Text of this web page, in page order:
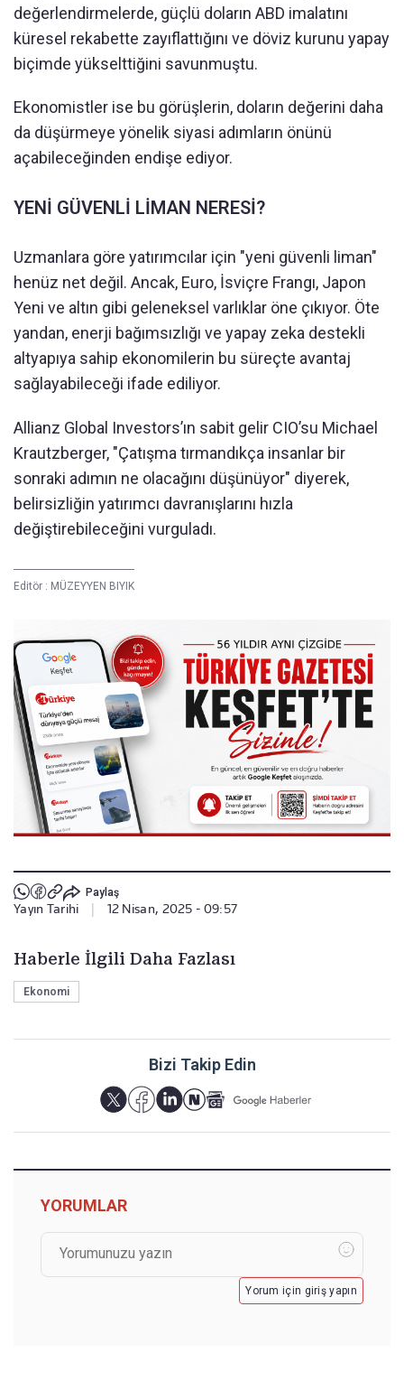
değerlendirmelerde, güçlü doların ABD imalatını
küresel rekabette zayıflattığını ve döviz kurunu yapay
biçimde yükselttiğini savunmuştu.
Ekonomistler ise bu görüşlerin, doların değerini daha
da düşürmeye yönelik siyasi adımların önünü
açabileceğinden endişe ediyor.
YENİ GÜVENLİ LİMAN NERESİ?
Uzmanlara göre yatırımcılar için "yeni güvenli liman"
henüz net değil. Ancak, Euro, İsviçre Frangı, Japon
Yeni ve altın gibi geleneksel varlıklar öne çıkıyor. Öte
yandan, enerji bağımsızlığı ve yapay zeka destekli
altyapıya sahip ekonomilerin bu süreçte avantaj
sağlayabileceği ifade ediliyor.
Allianz Global Investors’ın sabit gelir CIO’su Michael
Krautzberger, "Çatışma tırmandıkça insanlar bir
sonraki adımın ne olacağını düşünüyor" diyerek,
belirsizliğin yatırımcı davranışlarını hızla
değiştirebileceğini vurguladı.
Editör : MÜZEYYEN BIYIK
Paylaş
Yayın Tarihi 12 Nisan, 2025 - 09:57
Haberle İlgili Daha Fazlası
Ekonomi
Bizi Takip Edin
YORUMLAR
Yorum için giriş yapın